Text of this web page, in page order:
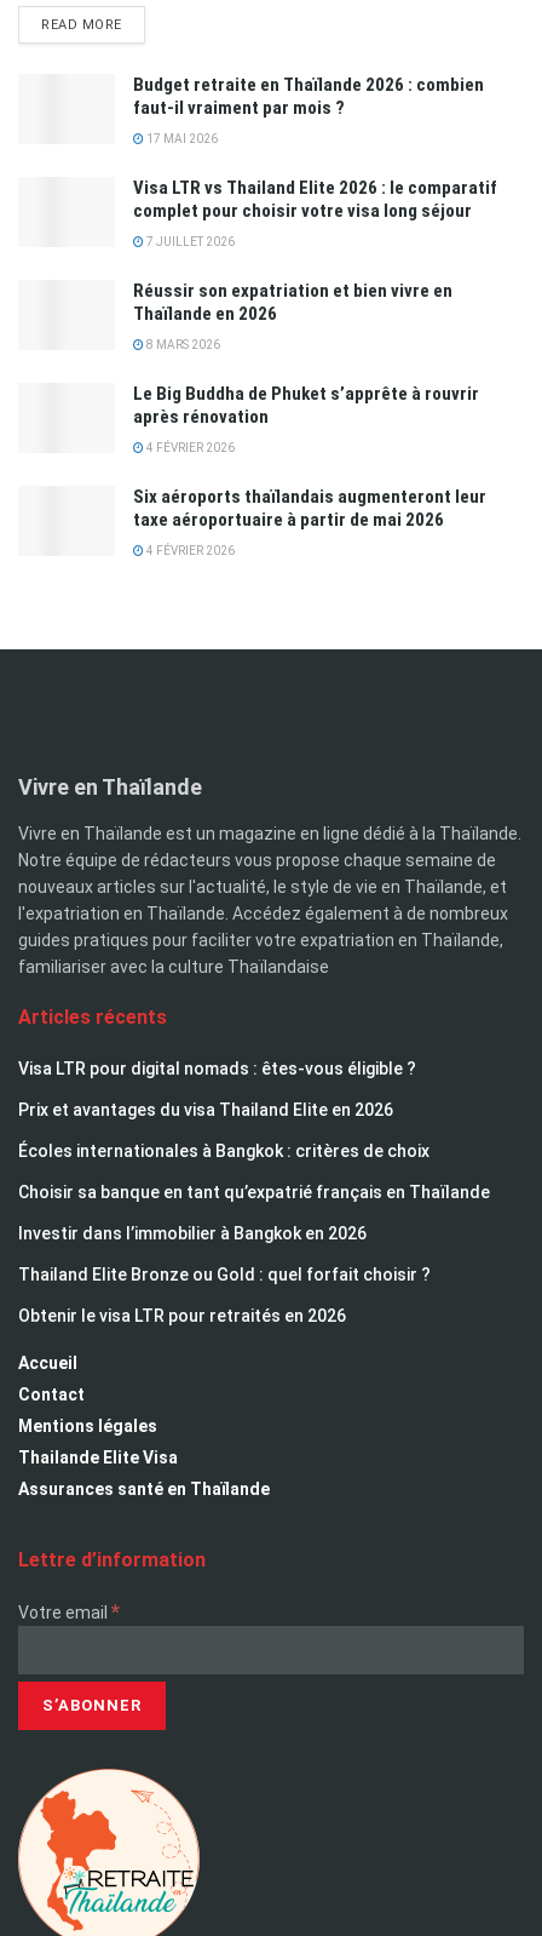
READ MORE
Budget retraite en Thaïlande 2026 : combien
faut-il vraiment par mois ?
17 MAI 2026
Visa LTR vs Thailand Elite 2026 : le comparatif
complet pour choisir votre visa long séjour
7 JUILLET 2026
Réussir son expatriation et bien vivre en
Thaïlande en 2026
8 MARS 2026
Le Big Buddha de Phuket s’apprête à rouvrir
après rénovation
4 FÉVRIER 2026
Six aéroports thaïlandais augmenteront leur
taxe aéroportuaire à partir de mai 2026
4 FÉVRIER 2026
Vivre en Thaïlande
Vivre en Thaïlande est un magazine en ligne dédié à la Thaïlande.
Notre équipe de rédacteurs vous propose chaque semaine de
nouveaux articles sur l'actualité, le style de vie en Thaïlande, et
l'expatriation en Thaïlande. Accédez également à de nombreux
guides pratiques pour faciliter votre expatriation en Thaïlande,
familiariser avec la culture Thaïlandaise
Articles récents
Visa LTR pour digital nomads : êtes-vous éligible ?
Prix et avantages du visa Thailand Elite en 2026
Écoles internationales à Bangkok : critères de choix
Choisir sa banque en tant qu’expatrié français en Thaïlande
Investir dans l’immobilier à Bangkok en 2026
Thailand Elite Bronze ou Gold : quel forfait choisir ?
Obtenir le visa LTR pour retraités en 2026
Accueil
Contact
Mentions légales
Thailande Elite Visa
Assurances santé en Thaïlande
Lettre d’information
Votre email *